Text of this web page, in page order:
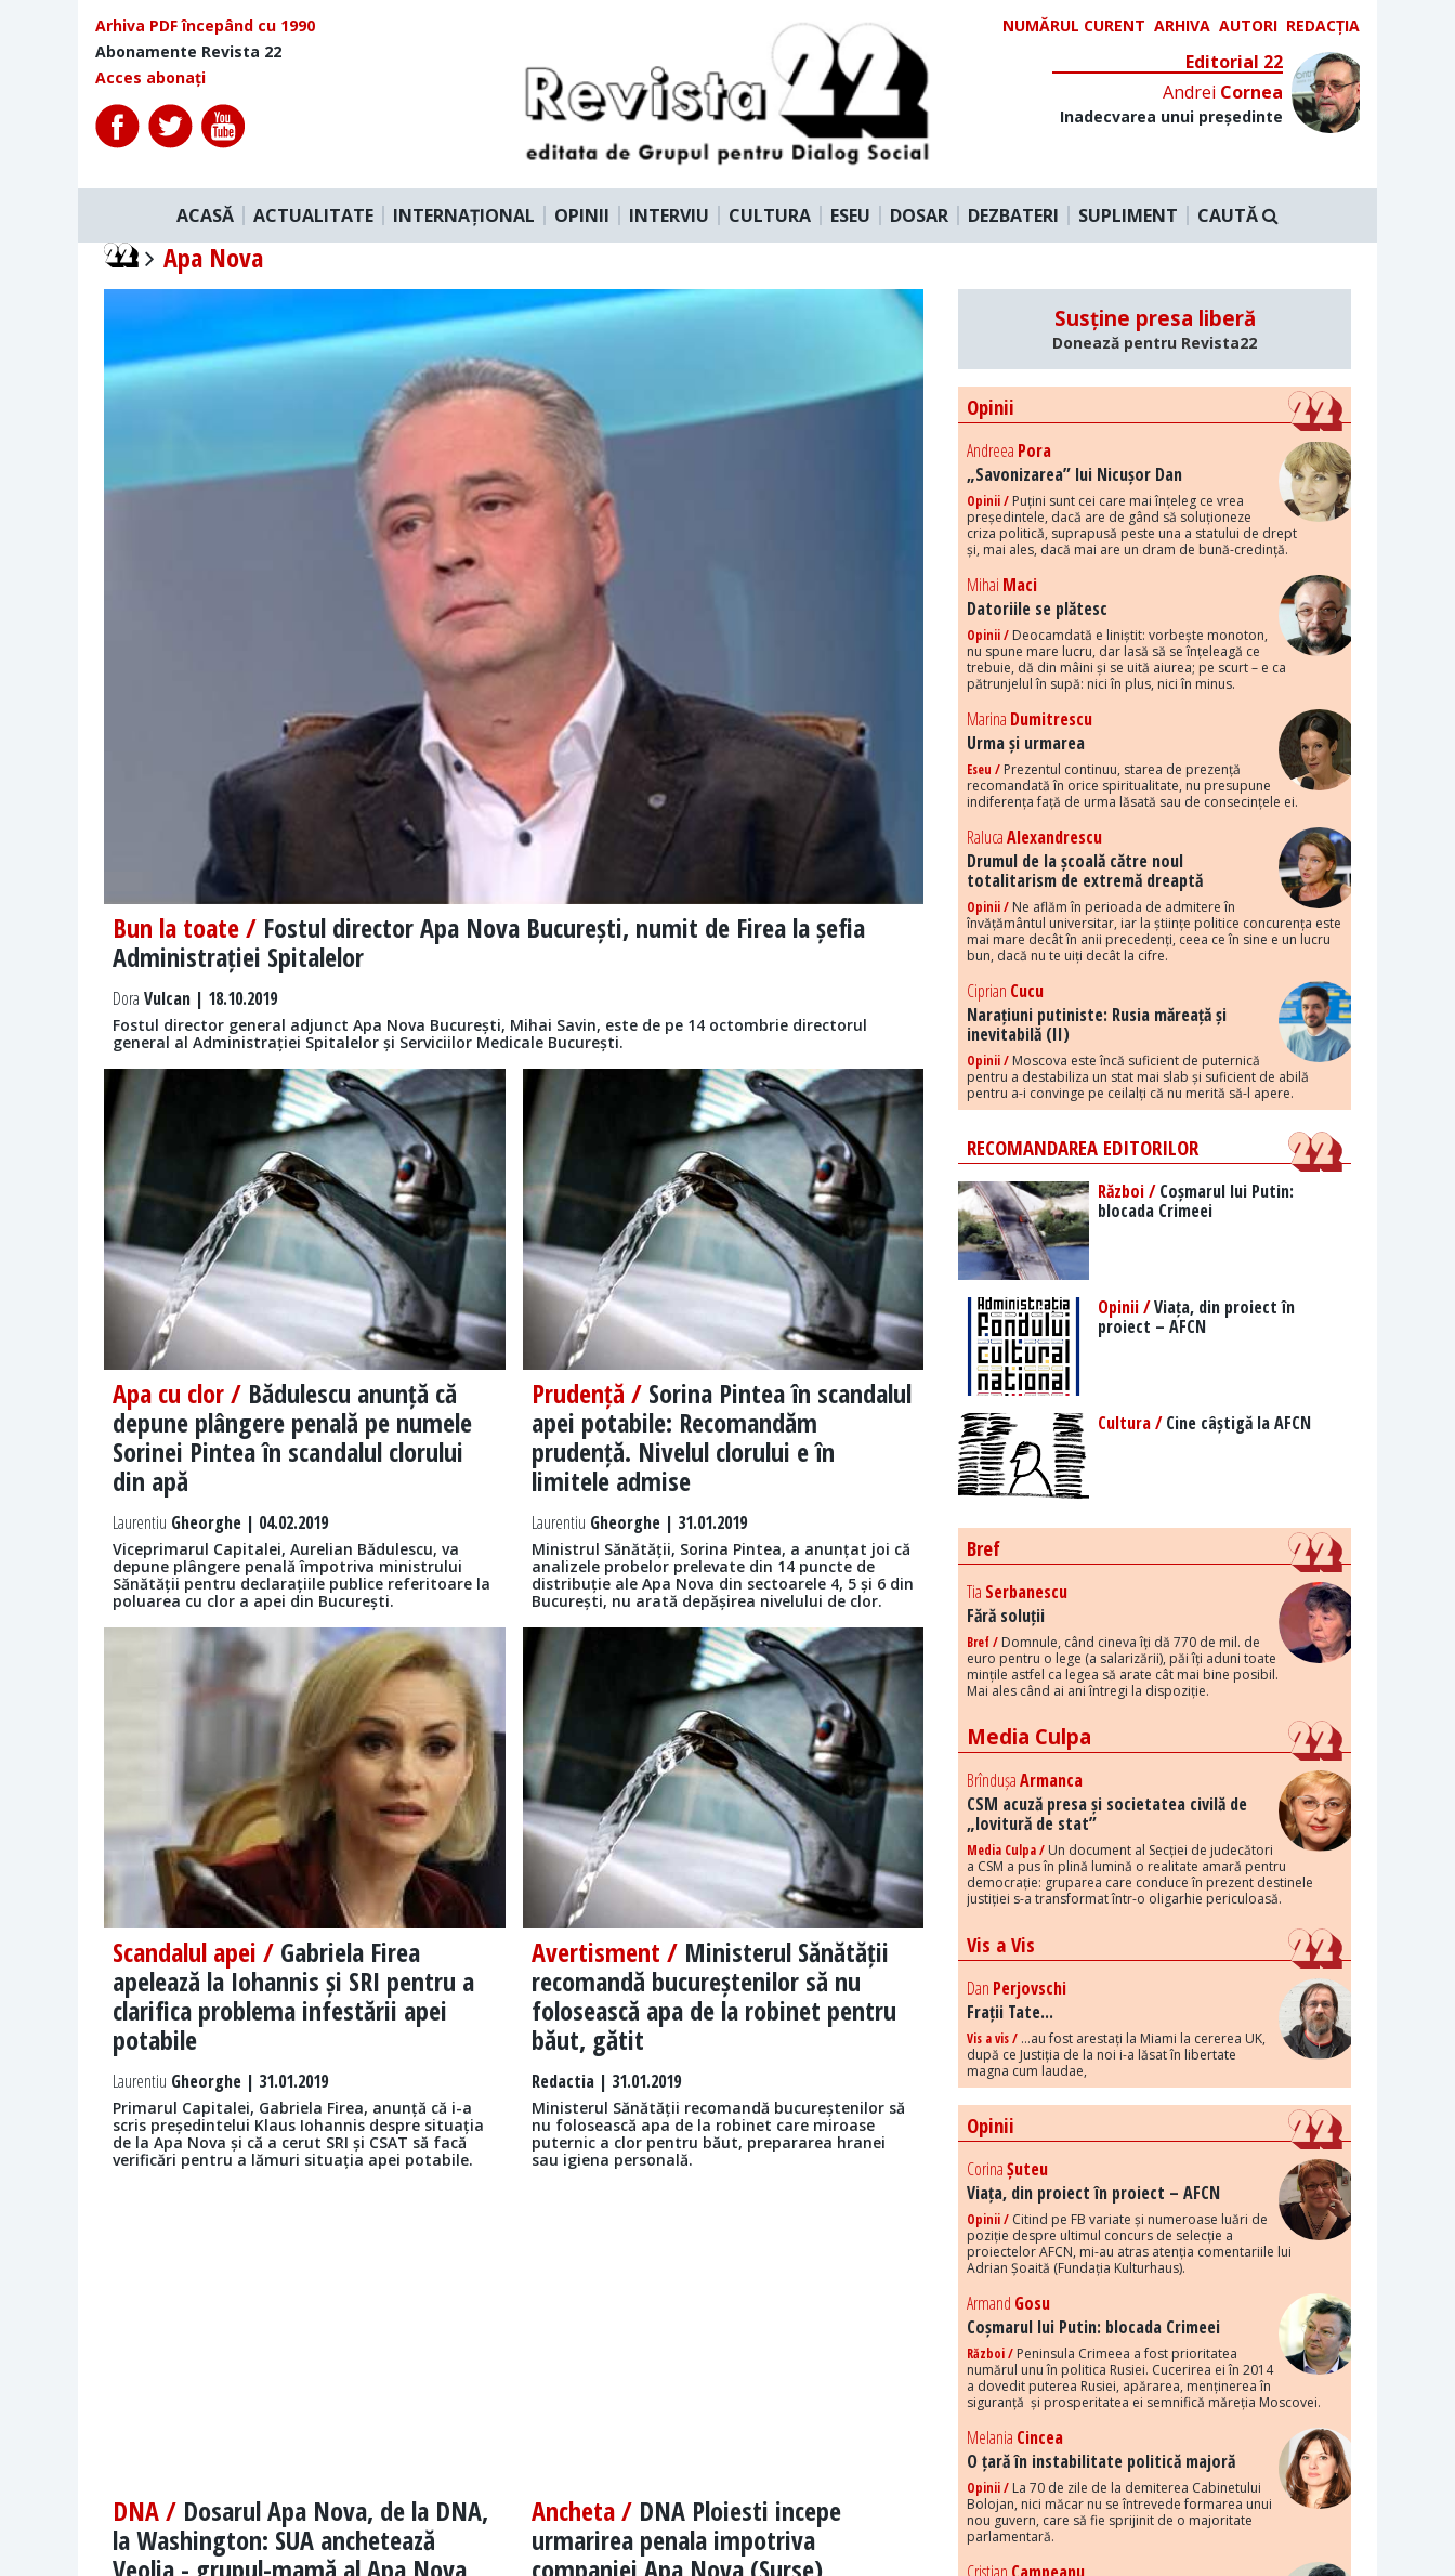
Arhiva PDF începând cu 1990
Abonamente Revista 22
Acces abonați
NUMĂRUL CURENT ARHIVA AUTORI REDACȚIA
Editorial 22
Andrei Cornea
Inadecvarea unui președinte
ACASĂ ACTUALITATE INTERNAȚIONAL OPINII INTERVIU CULTURA ESEU DOSAR DEZBATERI SUPLIMENT CAUTĂ
Apa Nova
Bun la toate / Fostul director Apa Nova București, numit de Firea la șefia
Administrației Spitalelor
Dora Vulcan | 18.10.2019
Fostul director general adjunct Apa Nova București, Mihai Savin, este de pe 14 octombrie directorul
general al Administrației Spitalelor și Serviciilor Medicale București.
Apa cu clor / Bădulescu anunță că
depune plângere penală pe numele
Sorinei Pintea în scandalul clorului
din apă
Laurentiu Gheorghe | 04.02.2019
Viceprimarul Capitalei, Aurelian Bădulescu, va
depune plângere penală împotriva ministrului
Sănătății pentru declarațiile publice referitoare la
poluarea cu clor a apei din București.
Prudență / Sorina Pintea în scandalul
apei potabile: Recomandăm
prudență. Nivelul clorului e în
limitele admise
Laurentiu Gheorghe | 31.01.2019
Ministrul Sănătății, Sorina Pintea, a anunțat joi că
analizele probelor prelevate din 14 puncte de
distribuție ale Apa Nova din sectoarele 4, 5 și 6 din
București, nu arată depășirea nivelului de clor.
Scandalul apei / Gabriela Firea
apelează la Iohannis și SRI pentru a
clarifica problema infestării apei
potabile
Laurentiu Gheorghe | 31.01.2019
Primarul Capitalei, Gabriela Firea, anunță că i-a
scris președintelui Klaus Iohannis despre situația
de la Apa Nova și că a cerut SRI și CSAT să facă
verificări pentru a lămuri situația apei potabile.
Avertisment / Ministerul Sănătății
recomandă bucureștenilor să nu
folosească apa de la robinet pentru
băut, gătit
Redactia| 31.01.2019
Ministerul Sănătății recomandă bucureștenilor să
nu folosească apa de la robinet care miroase
puternic a clor pentru băut, prepararea hranei
sau igiena personală.
DNA / Dosarul Apa Nova, de la DNA,
la Washington: SUA anchetează
Ancheta / DNA Ploiesti incepe
urmarirea penala impotriva
Susține presa liberă
Donează pentru Revista22
Opinii
Andreea Pora
„Savonizarea” lui Nicușor Dan
Opinii / Puțini sunt cei care mai înțeleg ce vrea
președintele, dacă are de gând să soluționeze
criza politică, suprapusă peste una a statului de drept
și, mai ales, dacă mai are un dram de bună-credință.
Mihai Maci
Datoriile se plătesc
Opinii / Deocamdată e liniștit: vorbește monoton,
nu spune mare lucru, dar lasă să se înțeleagă ce
trebuie, dă din mâini și se uită aiurea; pe scurt – e ca
pătrunjelul în supă: nici în plus, nici în minus.
Marina Dumitrescu
Urma și urmarea
Eseu / Prezentul continuu, starea de prezență
recomandată în orice spiritualitate, nu presupune
indiferența față de urma lăsată sau de consecințele ei.
RalucaAlexandrescu
Drumul de la școală către noul
totalitarism de extremă dreaptă
Opinii / Ne aflăm în perioada de admitere în
învățământul universitar, iar la științe politice concurența este
mai mare decât în anii precedenți, ceea ce în sine e un lucru
bun, dacă nu te uiți decât la cifre.
Ciprian Cucu
Narațiuni putiniste: Rusia măreață și
inevitabilă (II)
Opinii / Moscova este încă suficient de puternică
pentru a destabiliza un stat mai slab și suficient de abilă
pentru a-i convinge pe ceilalți că nu merită să-l apere.
RECOMANDAREA EDITORILOR
Război /Coșmarul lui Putin:
blocada Crimeei
Opinii /Viața, din proiect în
proiect – AFCN
Cultura /Cine câștigă la AFCN
Bref
Tia Serbanescu
Fără soluții
Bref / Domnule, când cineva îți dă 770 de mil. de
euro pentru o lege (a salarizării), păi îți aduni toate
mințile astfel ca legea să arate cât mai bine posibil.
Mai ales când ai ani întregi la dispoziție.
Media Culpa
BrîndușaArmanca
CSM acuză presa și societatea civilă de
„lovitură de stat”
Media Culpa / Un document al Secției de judecători
a CSM a pus în plină lumină o realitate amară pentru
democrație: gruparea care conduce în prezent destinele
justiției s-a transformat într-o oligarhie periculoasă.
Vis a Vis
Dan Perjovschi
Frații Tate...
Vis a vis / ...au fost arestați la Miami la cererea UK,
după ce Justiția de la noi i-a lăsat în libertate
magna cum laudae,
Opinii
CorinaȘuteu
Viața, din proiect în proiect – AFCN
Opinii / Citind pe FB variate și numeroase luări de
poziție despre ultimul concurs de selecție a
proiectelor AFCN, mi-au atras atenția comentariile lui
Adrian Șoaită (Fundația Kulturhaus).
Armand Gosu
Coșmarul lui Putin: blocada Crimeei
Război / Peninsula Crimeea a fost prioritatea
numărul unu în politica Rusiei. Cucerirea ei în 2014
a dovedit puterea Rusiei, apărarea, menținerea în
siguranță și prosperitatea ei semnifică măreția Moscovei.
Melania Cincea
O țară în instabilitate politică majoră
Opinii / La 70 de zile de la demiterea Cabinetului
Bolojan, nici măcar nu se întrevede formarea unui
nou guvern, care să fie sprijinit de o majoritate
parlamentară.